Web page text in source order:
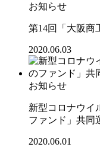
お知らせ
第14回「大阪商
2020.06.03
お知らせ
新型コロナウイ
ファンド」共同
2020.06.01